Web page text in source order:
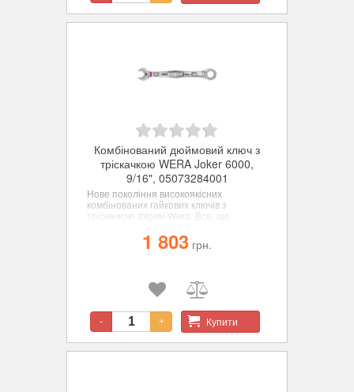
Комбінований дюймовий ключ з
тріскачкою WERA Joker 6000,
9/16", 05073284001
Нове покоління високоякісних
комбінованих гайкових ключів з
тріскачкою фірми Wera. Все, що
багато більше - швидше, краще,
красивіше - прямо-таки справжній
1 803 грн.
- + Купити